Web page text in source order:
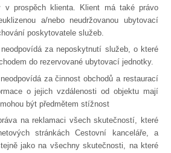
v prospěch klienta. Klient má také právo
a/nebo neudržovanou ubytovací
poskytovatele služeb.
za neposkytnutí služeb, o které
do rezervované ubytovací jednotky.
za činnost obchodů a restaurací
o jejich vzdálenosti od objektu mají
být předmětem stížnost
na reklamaci všech skutečností, které
stránkách Cestovní kanceláře, a
jako na všechny skutečnosti, na které